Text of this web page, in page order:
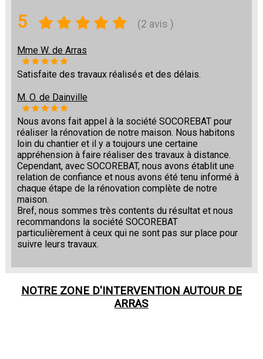
5 (2 avis )
Mme W. de Arras
Satisfaite des travaux réalisés et des délais.
M. O. de Dainville
Nous avons fait appel à la société SOCOREBAT pour
réaliser la rénovation de notre maison. Nous habitons
loin du chantier et il y a toujours une certaine
appréhension à faire réaliser des travaux à distance.
Cependant, avec SOCOREBAT, nous avons établit une
relation de confiance et nous avons été tenu informé à
chaque étape de la rénovation complète de notre
maison.
Bref, nous sommes très contents du résultat et nous
recommandons la société SOCOREBAT
particulièrement à ceux qui ne sont pas sur place pour
suivre leurs travaux.
NOTRE ZONE D'INTERVENTION AUTOUR DE
ARRAS